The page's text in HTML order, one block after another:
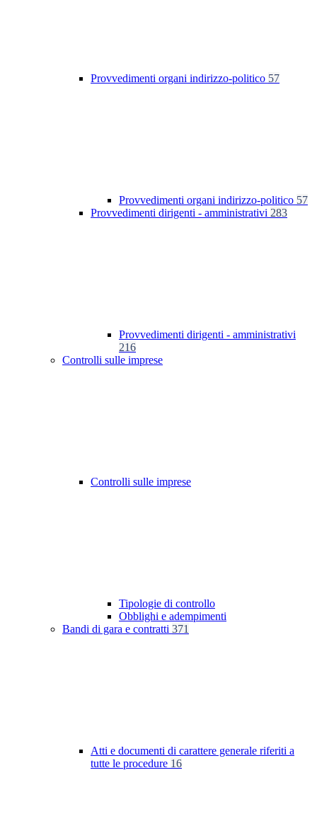
Provvedimenti organi indirizzo-politico 57
Provvedimenti organi indirizzo-politico 57
Provvedimenti dirigenti - amministrativi 283
Provvedimenti dirigenti - amministrativi
216
Controlli sulle imprese
Controlli sulle imprese
Tipologie di controllo
Obblighi e adempimenti
Bandi di gara e contratti 371
Atti e documenti di carattere generale riferiti a
tutte le procedure 16